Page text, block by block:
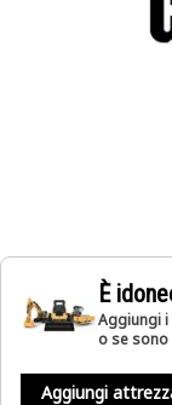
È
Aggiungi
o se
Aggiungi